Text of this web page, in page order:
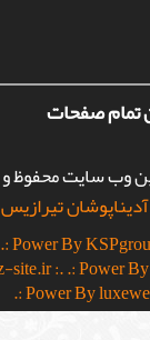
تمام صفحات
تیرازیس
.: Power
Power By